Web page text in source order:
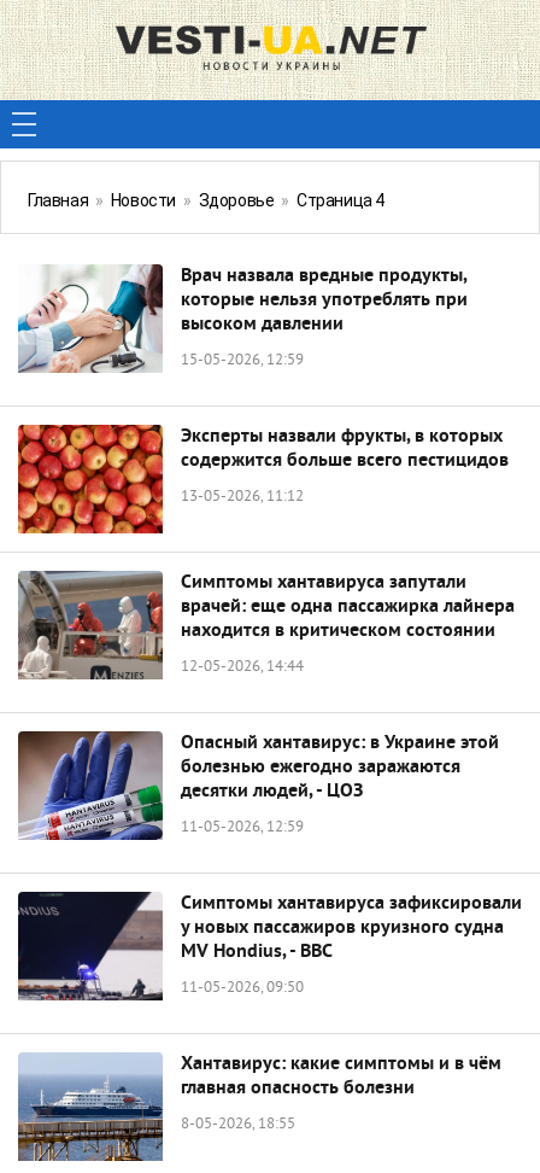
Главная » Новости » Здоровье » Страница 4
Врач назвала вредные продукты,
которые нельзя употреблять при
высоком давлении
15-05-2026, 12:59
Эксперты назвали фрукты, в которых
содержится больше всего пестицидов
13-05-2026, 11:12
Симптомы хантавируса запутали
врачей: еще одна пассажирка лайнера
находится в критическом состоянии
12-05-2026, 14:44
Опасный хантавирус: в Украине этой
болезнью ежегодно заражаются
десятки людей, - ЦОЗ
11-05-2026, 12:59
Симптомы хантавируса зафиксировали
у новых пассажиров круизного судна
MV Hondius, - BBC
11-05-2026, 09:50
Хантавирус: какие симптомы и в чём
главная опасность болезни
8-05-2026, 18:55